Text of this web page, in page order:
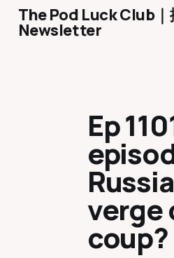
The Pod Luck Club｜
Newsletter
Ep
verge
coup?